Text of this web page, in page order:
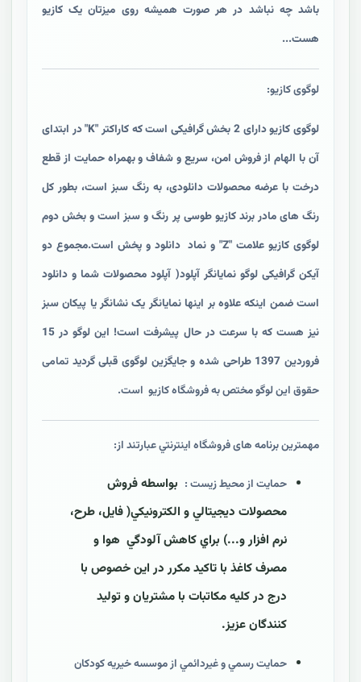
باشد چه نباشد در هر صورت همیشه روی میزتان یک کازیو
هست...
لوگوی کازیو:
لوگوی کازیو دارای 2 بخش گرافیکی است که کاراکتر "K" در ابتدای
آن با الهام از فروش امن، سریع و شفاف و بهمراه حمایت از قطع
درخت با عرضه محصولات دانلودی، به رنگ سبز است، بطور کل
رنگ های مادر برند کازیو طوسی پر رنگ و سبز است و بخش دوم
لوگوی کازیو علامت "Z" و نماد دانلود و پخش است.مجموع دو
آیکن گرافیکی لوگو نمایانگر آپلود( آپلود محصولات شما و دانلود
است ضمن اینکه علاوه بر اینها نمایانگر یک نشانگر یا پیکان سبز
نیز هست که با سرعت در حال پیشرفت است! این لوگو در 15
فروردین 1397 طراحی شده و جایگزین لوگوی قبلی گردید
تمامی
حقوق این لوگو مختص به فروشگاه کازیو است.
مهمترين برنامه های فروشگاه اينترنتي عبارتند از:
حمايت از محيط زيست : بواسطه فروش
محصولات ديجيتالي و الکترونيکي( فايل، طرح،
نرم افزار و...) براي کاهش آلودگي هوا و
مصرف کاغذ با تاکيد مکرر در اين خصوص با
درج در کليه مکاتبات با مشتريان و توليد
کنندگان عزيز.
حمايت رسمي و غیردائمي از موسسه خيريه کودکان